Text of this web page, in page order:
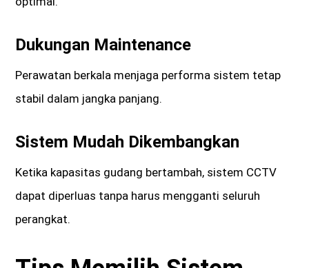
Dukungan Maintenance
Perawatan berkala menjaga performa sistem tetap
stabil dalam jangka panjang.
Sistem Mudah Dikembangkan
Ketika kapasitas gudang bertambah, sistem CCTV
dapat diperluas tanpa harus mengganti seluruh
perangkat.